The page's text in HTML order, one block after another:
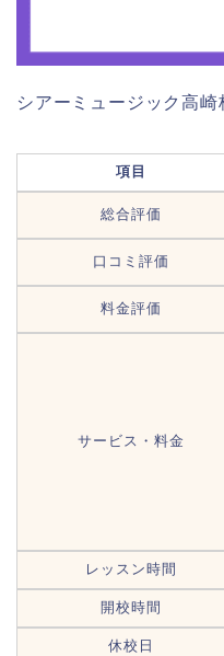
シアーミュージック高崎
項目
総合評価
口コミ評価
料金評価
サービス・料金
レッスン時間
開校時間
休校日